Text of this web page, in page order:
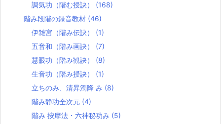
調気功（階む授訣） (168)
階み段階の録音教材 (46)
伊雑宮（階み伝訣） (1)
五音和（階み画訣） (7)
慧眼功（階み観訣） (8)
生音功（階み授訣） (1)
立ちのみ、清昇濁降 み (8)
階み静功全次元 (4)
階み 按摩法・六神秘功み (5)